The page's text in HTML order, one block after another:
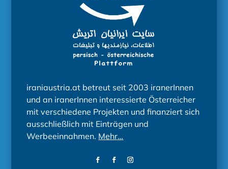
iraniaustria.at betreut seit 2003 iranerInnen
und an iranerInnen interessierte Österreicher
mit verschiedene Projekten und finanziert sich
ausschließlich mit Einträgen und
Werbeeinnahmen. Mehr…